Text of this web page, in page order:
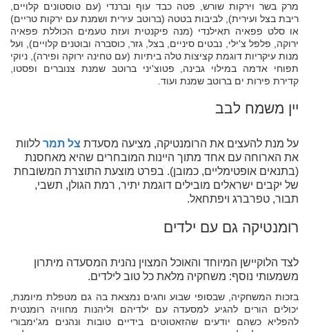
מרק בשר וירקות שורש, פטה כבד עוף וברנדי (עם טוסטונים קלויים,
ריבת בצל ועירית), לביבות בטטה (ברוטב עירית ושמנת עם ירקות טריים)
או סלט פפאיה תאילנדי (מנה פיקנטית ועזת טעמים הכוללת פפאיה
ירוקה, פלפל צ'ילי, נבטים סיניים, בצל, גזר, כוסברה ובוטנים קלויים), ועל
מנות עיקריות דוגמת קציצות טלה ביתיות (עם טחינה ירוקה ופירה), ניוקי
תפוחי אדמה במילוי גבינה, פטוצ'יני ברוטב שמנת צנוברים ופסטו,
קדירת פירות ים ברוטב שמנת ועוד.
יין משמח לבב
על מנת להעצים את הרומנטיקה, מציעה מסעדת צל תמר ללוות
את הארוחה עם אחד מתוך היינות המובחרים שהיא מאחסנת
(בתנאים אופטימליים, כמובן). בפרט מוצעת התוצרת המשובחת
של יקבים ישראלים מובילים דוגמת יתיר, רמת הגולן, תשבי,
תבור, טפרברג ויפתחאל.
רומנטיקה גם עם ילדים
לצד הלוקיישן המיוחד והאוכל המצוין נהנית המסעדה מיתרון
משמעותי נוסף: משחקיה מלאת כל טוב לילדים.
בזכות המשחקיה, שבסופי שבוע וחגים נמצאת בה גם מטפלת מיומנת,
יכולים הורים להגיע למסעדה עם ילדיהם וליהנות מחוויה רומנטית
להפליא כשהם יודעים שהזאטוטים בידיים טובות ונהנים מג'ימבורי